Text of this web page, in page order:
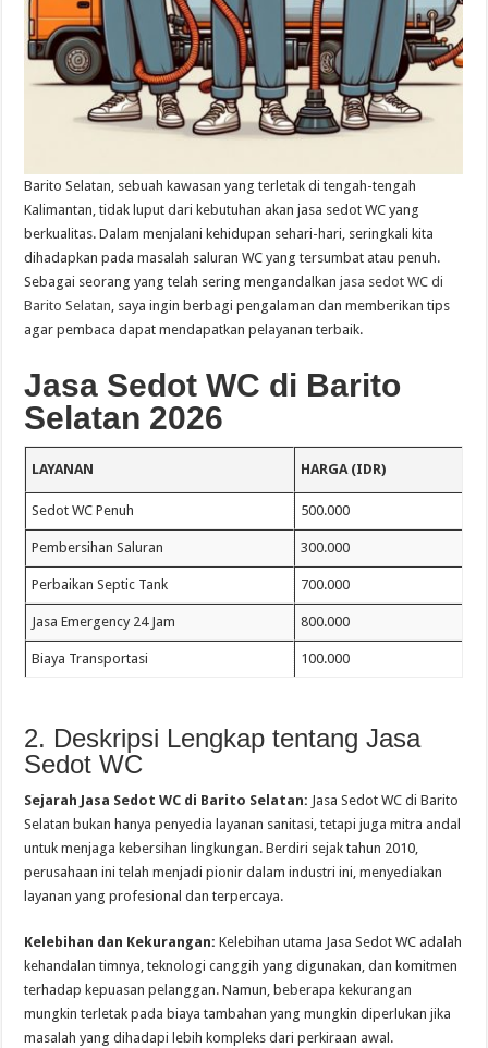
Barito Selatan, sebuah kawasan yang terletak di tengah-tengah
Kalimantan, tidak luput dari kebutuhan akan jasa sedot WC yang
berkualitas. Dalam menjalani kehidupan sehari-hari, seringkali kita
dihadapkan pada masalah saluran WC yang tersumbat atau penuh.
Sebagai seorang yang telah sering mengandalkanjasa sedot WC di
Barito Selatan , saya ingin berbagi pengalaman dan memberikan tips
agar pembaca dapat mendapatkan pelayanan terbaik.
Jasa Sedot WC di Barito
Selatan 2026
LAYANAN HARGA (IDR)
Sedot WC Penuh 500.000
Pembersihan Saluran 300.000
Perbaikan Septic Tank 700.000
Jasa Emergency 24 Jam 800.000
Biaya Transportasi 100.000
2. Deskripsi Lengkap tentang Jasa
Sedot WC
Sejarah Jasa Sedot WC di Barito Selatan: Jasa Sedot WC di Barito
Selatan bukan hanya penyedia layanan sanitasi, tetapi juga mitra andal
untuk menjaga kebersihan lingkungan. Berdiri sejak tahun 2010,
perusahaan ini telah menjadi pionir dalam industri ini, menyediakan
layanan yang profesional dan terpercaya.
Kelebihan dan Kekurangan: Kelebihan utama Jasa Sedot WC adalah
kehandalan timnya, teknologi canggih yang digunakan, dan komitmen
terhadap kepuasan pelanggan. Namun, beberapa kekurangan
mungkin terletak pada biaya tambahan yang mungkin diperlukan jika
masalah yang dihadapi lebih kompleks dari perkiraan awal.